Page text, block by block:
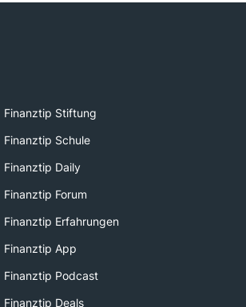
Finanztip Stiftung
Finanztip Schule
Finanztip Daily
Finanztip Forum
Finanztip Erfahrungen
Finanztip App
Finanztip Podcast
Finanztip Deals